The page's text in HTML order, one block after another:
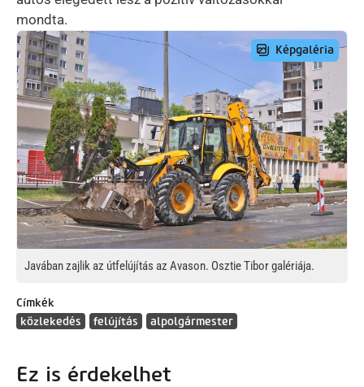
mondta.
Preview Image
Javában zajlik az útfelújítás az Avason. Osztie Tibor galériája.
Címkék
közlekedés
felújítás alpolgármester
Ez is érdekelhet